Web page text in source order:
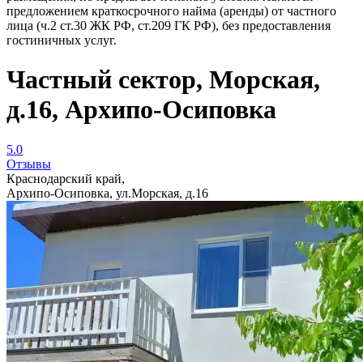
предложением краткосрочного найма (аренды) от частного
лица (ч.2 ст.30 ЖК РФ, ст.209 ГК РФ), без предоставления
гостиничных услуг.
Частный сектор, Морская,
д.16, Архипо-Осиповка
5.0
Отзывы
Краснодарский край,
Архипо-Осиповка, ул.Морская, д.16